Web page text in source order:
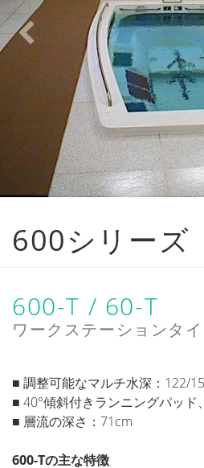
600シリーズ
600-T / 60-T
ワークステーションタ
■ 調整可能なマルチ水深：122/
■ 40°傾斜付きランニングパッ
■ 層流の深さ：71cm
600-Tの主な特徴